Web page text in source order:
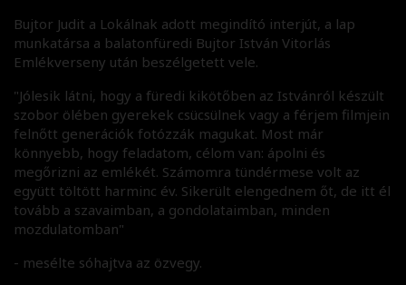
Bujtor Judit a Lokálnak adott megindító interjút, a lap
munkatársa a balatonfüredi Bujtor István Vitorlás
Emlékverseny után beszélgetett vele.
"Jólesik látni, hogy a füredi kikötőben az Istvánról készült
szobor ölében gyerekek csücsülnek vagy a férjem filmjein
felnőtt generációk fotózzák magukat. Most már
könnyebb, hogy feladatom, célom van: ápolni és
megőrizni az emlékét. Számomra tündérmese volt az
együtt töltött harminc év. Sikerült elengednem őt, de itt él
tovább a szavaimban, a gondolataimban, minden
mozdulatomban"
- mesélte sóhajtva az özvegy.